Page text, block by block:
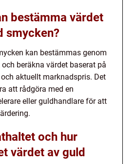
bestämma värdet
smycken?
kan bestämmas genom
beräkna värdet baserat på
aktuellt marknadspris. Det
att rådgöra med en
eller guldhandlare för att
och hur
värdet av guld